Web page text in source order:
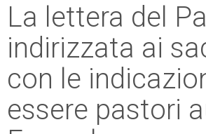
La lettera del
indirizzata ai
con le
essere pastori